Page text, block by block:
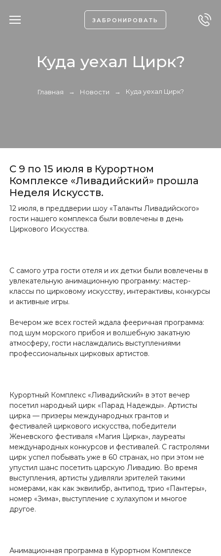
ЗАБРОНИРОВАТЬ
Куда уехал Цирк?
Главная → Новости → Куда уехал Цирк?
С 9 по 15 июля в Курортном
Комплексе «Ливадийский» прошла
Неделя Искусств.
12 июля, в преддверии шоу «Таланты Ливадийского»
гости нашего комплекса были вовлечены в день
Циркового Искусства.
С самого утра гости отеля и их детки были вовлечены в
увлекательную анимационную программу: мастер-
классы по цирковому искусству, интерактивы, конкурсы
и активные игры.
Вечером же всех гостей ждала фееричная программа:
под шум морского прибоя и волшебную закатную
атмосферу, гости наслаждались выступлениями
профессиональных цирковых артистов.
Курортный Комплекс «Ливадийский» в этот вечер
посетил народный цирк «Парад Надежды». Артисты
цирка — призеры международных грантов и
фестивалей циркового искусства, победители
Женевского фестиваля «Магия Цирка», лауреаты
международных конкурсов и фестивалей. С гастролями
цирк успел побывать уже в 60 странах, но при этом не
упустил шанс посетить царскую Ливадию. Во время
выступления, артисты удивляли зрителей такими
номерами, как как эквилибр, антипод, трио «Пантеры»,
номер «Зима», выступление с хулахупом и многое
другое.
Анимационная программа в Курортном Комплексе